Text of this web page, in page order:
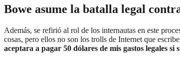
Bowe asume la batalla legal
Además, se refirió al rol de los internautas en este
cosas, pero ellos no son los trolls de Internet que
aceptara a pagar 50 dólares de mis gastos legales